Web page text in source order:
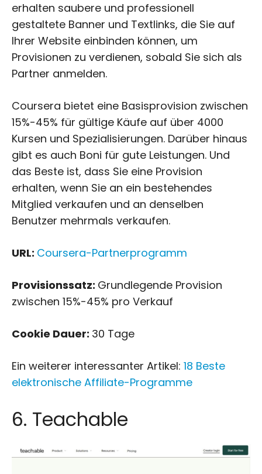
erhalten saubere und professionell
gestaltete Banner und Textlinks, die Sie auf
Ihrer Website einbinden können, um
Provisionen zu verdienen, sobald Sie sich als
Partner anmelden.
Coursera bietet eine Basisprovision zwischen
15%-45% für gültige Käufe auf über 4000
Kursen und Spezialisierungen. Darüber hinaus
gibt es auch Boni für gute Leistungen. Und
das Beste ist, dass Sie eine Provision
erhalten, wenn Sie an ein bestehendes
Mitglied verkaufen und an denselben
Benutzer mehrmals verkaufen.
URL: Coursera-Partnerprogramm
Provisionssatz: Grundlegende Provision
zwischen 15%-45% pro Verkauf
Cookie Dauer: 30 Tage
Ein weiterer interessanter Artikel: 18 Beste
elektronische Affiliate-Programme
6. Teachable